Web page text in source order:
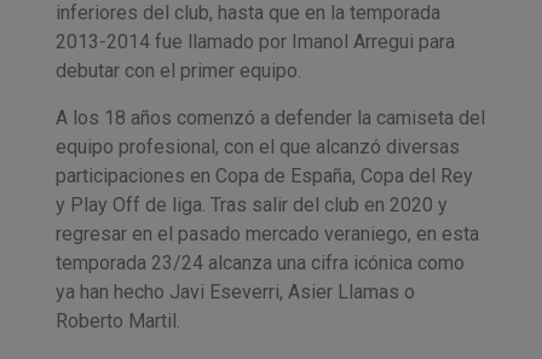
inferiores del club, hasta que en la temporada
2013-2014 fue llamado por Imanol Arregui para
debutar con el primer equipo.
A los 18 años comenzó a defender la camiseta del
equipo profesional, con el que alcanzó diversas
participaciones en Copa de España, Copa del Rey
y Play Off de liga. Tras salir del club en 2020 y
regresar en el pasado mercado veraniego, en esta
temporada 23/24 alcanza una cifra icónica como
ya han hecho Javi Eseverri, Asier Llamas o
Roberto Martil.